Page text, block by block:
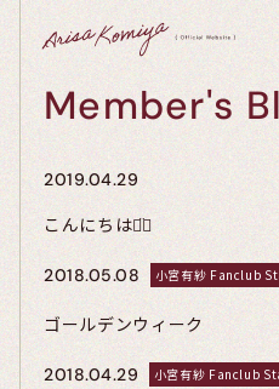
Member's
2019.04.29
こんにちは⌄̈⃝
2018.05.08 小宮有紗 Fanclub
ゴールデンウィーク
2018.04.29 小宮有紗 Fanclub